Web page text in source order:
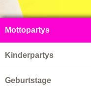
Mottopartys
Kinderpartys
Geburtstage